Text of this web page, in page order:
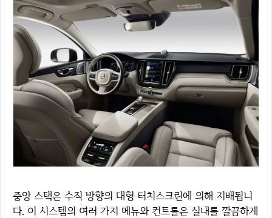
중앙 스택은 수직 방향의 대형 터치스크린에 의해 지배됩니
다. 이 시스템의 여러 가지 메뉴와 컨트롤은 실내를 깔끔하게